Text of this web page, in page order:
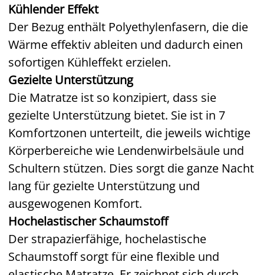
Kühlender Effekt
Der Bezug enthält Polyethylenfasern, die die
Wärme effektiv ableiten und dadurch einen
sofortigen Kühleffekt erzielen.
Gezielte Unterstützung
Die Matratze ist so konzipiert, dass sie
gezielte Unterstützung bietet. Sie ist in 7
Komfortzonen unterteilt, die jeweils wichtige
Körperbereiche wie Lendenwirbelsäule und
Schultern stützen. Dies sorgt die ganze Nacht
lang für gezielte Unterstützung und
ausgewogenen Komfort.
Hochelastischer Schaumstoff
Der strapazierfähige, hochelastische
Schaumstoff sorgt für eine flexible und